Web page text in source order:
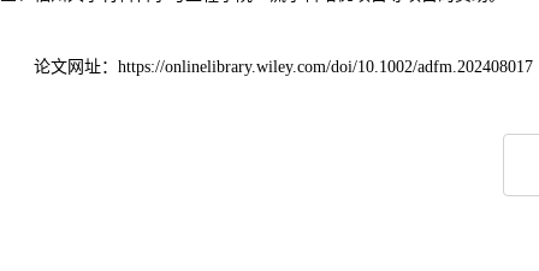
论文网址： https://onlinelibrary.wiley.com/doi/10.1002/adfm.202408017